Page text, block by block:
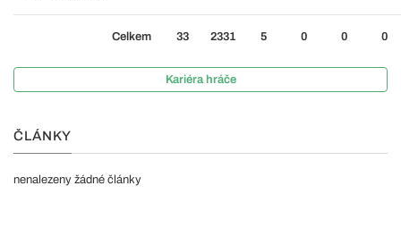
Celkem 33 2331 5 0 0 0
Kariéra hráče
ČLÁNKY
nenalezeny žádné články